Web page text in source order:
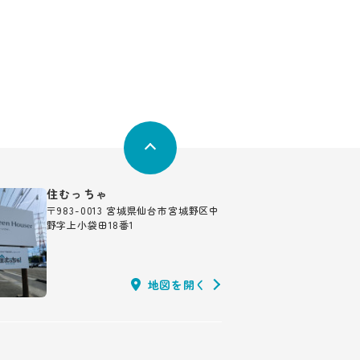
住むっちゃ
〒983-0013 宮城県仙台市宮城野区中
野字上小袋田18番1
地図を開く